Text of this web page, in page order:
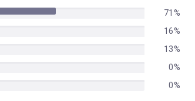
đề giao tiếp
6 và Chương 7 (Phần II) và Chương 8 (Phần
tiếp nối giải thích rõ ràng hơn một vấn đề then
trong công việc và Chương 7 thì nói về những
nội dung chương này cũng rất hữu ích chứ không
71%
16%
13%
0%
0%